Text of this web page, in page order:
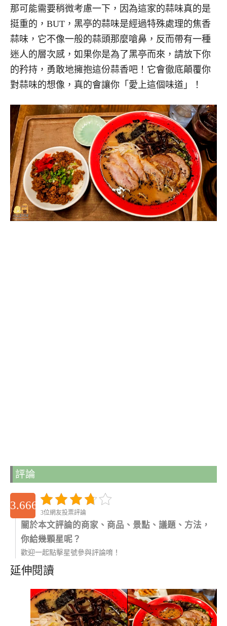
那可能需要稍微考慮一下，因為這家的蒜味真的是
挺重的，BUT，黑亭的蒜味是經過特殊處理的焦香
蒜味，它不像一般的蒜頭那麼嗆鼻，反而帶有一種
迷人的層次感，如果你是為了黑亭而來，請放下你
的矜持，勇敢地擁抱這份蒜香吧！它會徹底顛覆你
對蒜味的想像，真的會讓你「愛上這個味道」！
評論
3.6666666666667
3位網友投票評論
關於本文評論的商家、商品、景點、議題、方法，
你給幾顆星呢？
歡迎一起點擊星號參與評論唷！
延伸閱讀